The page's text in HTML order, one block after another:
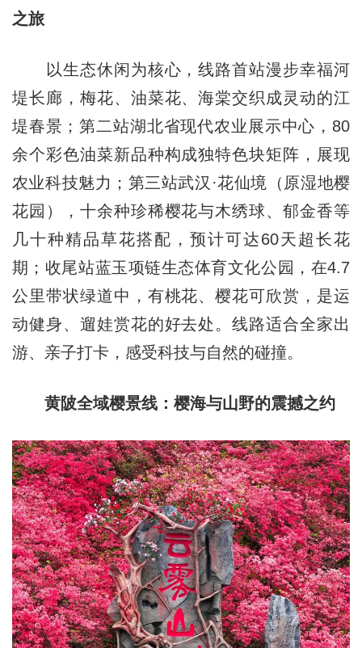
之旅
以生态休闲为核心，线路首站漫步幸福河
堤长廊，梅花、油菜花、海棠交织成灵动的江
堤春景；第二站湖北省现代农业展示中心，80
余个彩色油菜新品种构成独特色块矩阵，展现
农业科技魅力；第三站武汉·花仙境（原湿地樱
花园），十余种珍稀樱花与木绣球、郁金香等
几十种精品草花搭配，预计可达60天超长花
期；收尾站蓝玉项链生态体育文化公园，在4.7
公里带状绿道中，有桃花、樱花可欣赏，是运
动健身、遛娃赏花的好去处。线路适合全家出
游、亲子打卡，感受科技与自然的碰撞。
黄陂全域樱景线：樱海与山野的震撼之约